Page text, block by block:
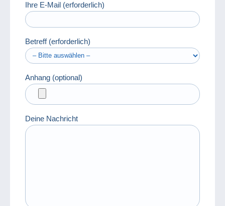
Ihre E-Mail (erforderlich)
Betreff (erforderlich)
Anhang (optional)
Deine Nachricht